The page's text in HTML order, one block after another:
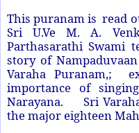
This puranam is read
Sri U.Ve M. A.
Parthasarathi
story of
Varaha Puranam,;
importance of
Narayana. Sri
the major eighteen